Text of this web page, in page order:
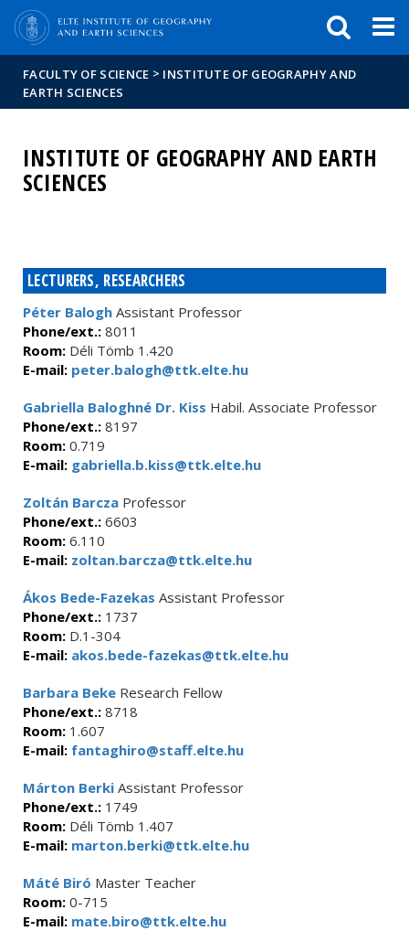
FACULTY OF SCIENCE > INSTITUTE OF GEOGRAPHY AND
EARTH SCIENCES
INSTITUTE OF GEOGRAPHY AND EARTH
SCIENCES
LECTURERS, RESEARCHERS
Péter Balogh Assistant Professor
Phone/ext.: 8011
Room: Déli Tömb 1.420
E-mail: peter.balogh@ttk.elte.hu
Gabriella Baloghné Dr. Kiss Habil. Associate Professor
Phone/ext.: 8197
Room: 0.719
E-mail: gabriella.b.kiss@ttk.elte.hu
Zoltán Barcza Professor
Phone/ext.: 6603
Room: 6.110
E-mail: zoltan.barcza@ttk.elte.hu
Ákos Bede-Fazekas Assistant Professor
Phone/ext.: 1737
Room: D.1-304
E-mail: akos.bede-fazekas@ttk.elte.hu
Barbara Beke Research Fellow
Phone/ext.: 8718
Room: 1.607
E-mail: fantaghiro@staff.elte.hu
Márton Berki Assistant Professor
Phone/ext.: 1749
Room: Déli Tömb 1.407
E-mail: marton.berki@ttk.elte.hu
Máté Biró Master Teacher
Room: 0-715
E-mail: mate.biro@ttk.elte.hu